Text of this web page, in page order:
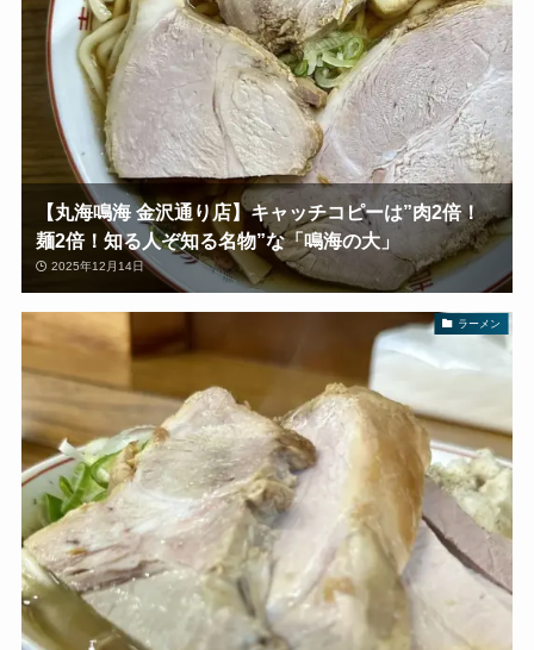
【丸海鳴海 金沢通り店】キャッチコピーは”肉2倍！
麺2倍！知る人ぞ知る名物”な「鳴海の大」
2025年12月14日
ラーメン